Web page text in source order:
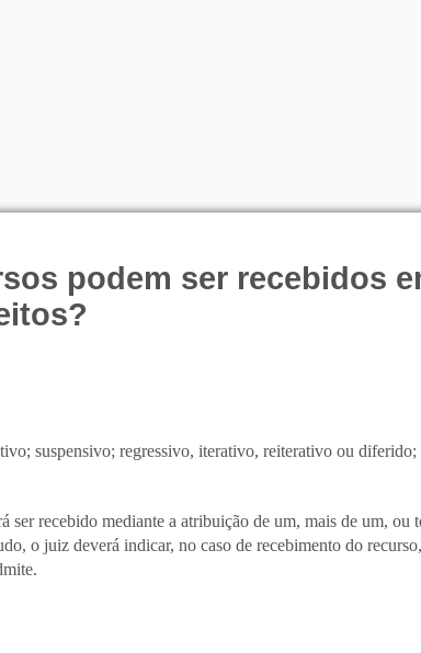
podem ser recebidos
suspensivo; regressivo, iterativo, reiterativo ou diferido;
ser recebido mediante a atribuição de um, mais de um, ou
o juiz deverá indicar, no caso de recebimento do